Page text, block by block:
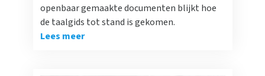
openbaar gemaakte documenten blijkt hoe
de taalgids tot stand is gekomen.
Lees meer